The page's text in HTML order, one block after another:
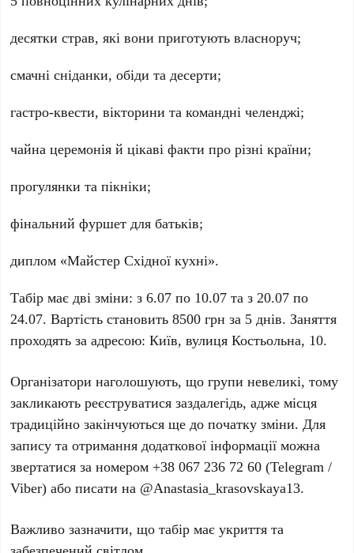
десятки страв, які вони приготують власноруч;
смачні сніданки, обіди та десерти;
гастро-квести, вікторини та командні челенджі;
чайна церемонія й цікаві факти про різні країни;
прогулянки та пікніки;
фінальний фуршет для батьків;
диплом «Майстер Східної кухні».
Табір має дві зміни: з6.07 по 10.07 та з 20.07 по
24.07. Вартість становить8500 грн за 5 днів. Заняття
проходять за адресою:Київ, вулицяКостьольна, 10.
Організатори наголошують, що групи невеликі, тому
закликають реєструватися заздалегідь, адже місця
традиційно закінчуються ще до початку зміни. Для
запису та отримання додаткової інформації можна
звертатися за номером +38 067 236 72 60 (Telegram /
Viber) або писати на @Anastasia_krasovskaya13.
Важливо зазначити, що табір має укриття та